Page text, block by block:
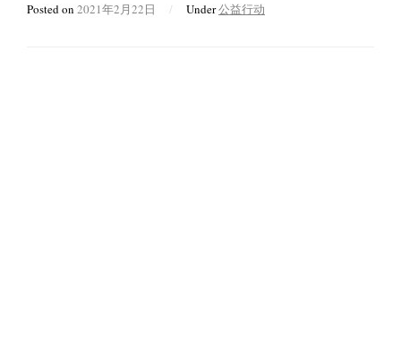
Posted on 2021年2月22日 / Under公益行动